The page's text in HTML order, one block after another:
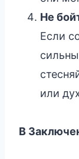
Не
Если
или
В